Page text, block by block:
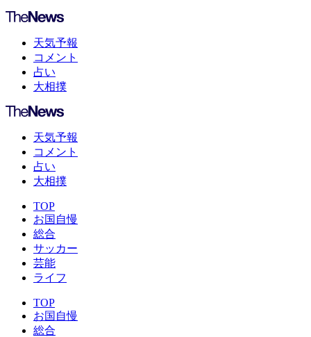
天気予報
コメント
占い
大相撲
天気予報
コメント
占い
大相撲
TOP
お国自慢
総合
サッカー
芸能
ライフ
TOP
お国自慢
総合